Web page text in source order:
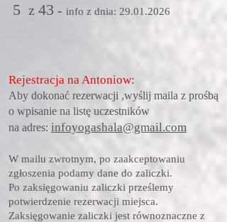
5 z 43 - info z dnia: 29.01.2026
Rejestracja na Antoniow:
Aby dokonać rezerwacji ,wyślij maila z prośbą
o wpisanie na listę uczestników
na adres: infoyogashala@gmail.com
W mailu zwrotnym, po zaakceptowaniu
zgłoszenia podamy dane do zaliczki.
Po zaksięgowaniu zaliczki prześlemy
potwierdzenie rezerwacji miejsca.
Zaksięgowanie zaliczki jest równoznaczne z